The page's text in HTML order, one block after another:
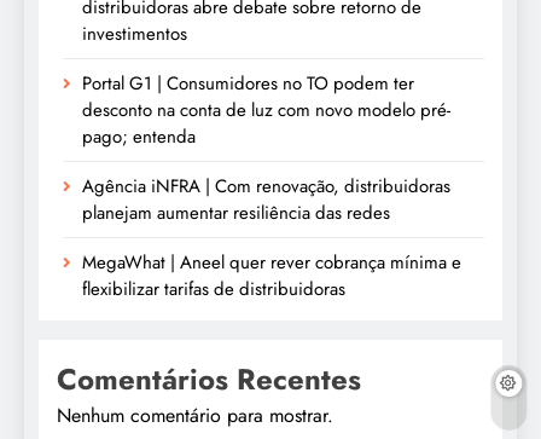
distribuidoras abre debate sobre retorno de
investimentos
Portal G1 | Consumidores no TO podem ter
desconto na conta de luz com novo modelo pré-
pago; entenda
Agência iNFRA | Com renovação, distribuidoras
planejam aumentar resiliência das redes
MegaWhat | Aneel quer rever cobrança mínima e
flexibilizar tarifas de distribuidoras
Comentários Recentes
Nenhum comentário para mostrar.